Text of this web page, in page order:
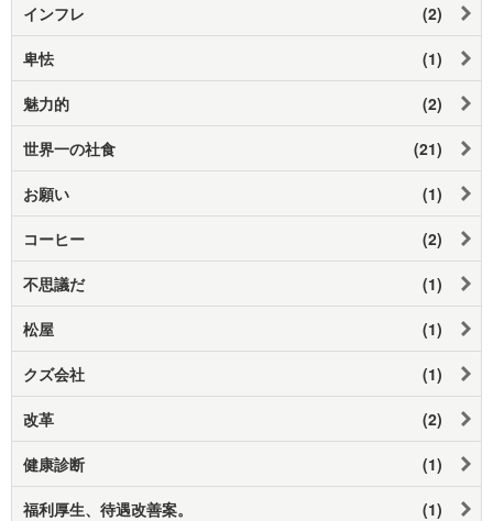
インフレ (2)
卑怯 (1)
魅力的 (2)
世界一の社食 (21)
お願い (1)
コーヒー (2)
不思議だ (1)
松屋 (1)
クズ会社 (1)
改革 (2)
健康診断 (1)
福利厚生、待遇改善案。 (1)